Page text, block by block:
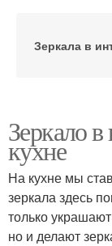
Зеркала в
Зеркала в
Фацетное
Зеркало
кухне
На кухне мы
зеркала здесь
только
но и делают